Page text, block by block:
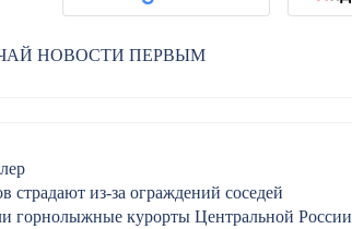
НОВОСТИ ПЕРВЫМ
из-за ограждений соседей
горнолыжные курорты Центральной России